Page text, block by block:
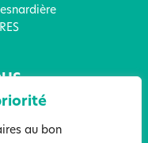
au bon